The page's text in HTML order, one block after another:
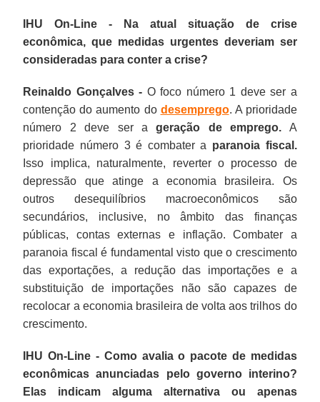
IHU On-Line - Na atual situação de crise
econômica, que medidas urgentes deveriam ser
consideradas para conter a crise?
Reinaldo Gonçalves - O foco número 1 deve ser a
contenção do aumento do desemprego. A prioridade
número 2 deve ser ageração de emprego. A
prioridade número 3 é combater a paranoia fiscal.
Isso implica, naturalmente, reverter o processo de
depressão que atinge a economia brasileira. Os
outros desequilíbrios macroeconômicos são
secundários, inclusive, no âmbito das finanças
públicas, contas externas e inflação. Combater a
paranoia fiscal é fundamental visto que o crescimento
das exportações, a redução das importações e a
substituição de importações não são capazes de
recolocar a economia brasileira de volta aos trilhos do
crescimento.
IHU On-Line - Como avalia o pacote de medidas
econômicas anunciadas pelo governo interino?
Elas indicam alguma alternativa ou apenas